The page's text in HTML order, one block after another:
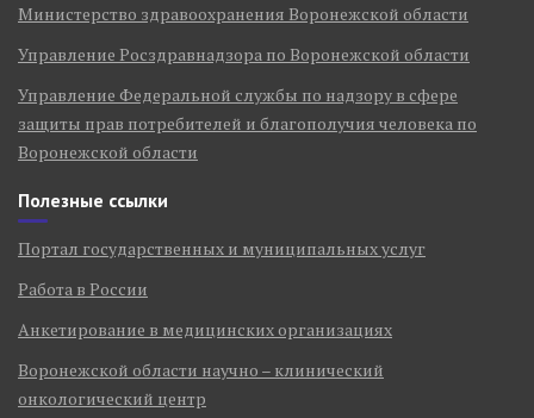
Министерство здравоохранения Воронежской области
Управление Росздравнадзора по Воронежской области
Управление Федеральной службы по надзору в сфере
защиты прав потребителей и благополучия человека по
Воронежской области
Полезные ссылки
Портал государственных и муниципальных услуг
Работа в России
Анкетирование в медицинских организациях
Воронежской области научно – клинический
онкологический центр